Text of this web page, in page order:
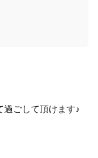
ごして頂けます♪